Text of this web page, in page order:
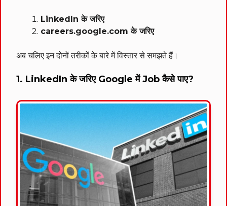
LinkedIn के जरिए
careers.google.com के जरिए
अब चलिए इन दोनों तरीकों के बारे में विस्तार से समझते हैं।
1. LinkedIn के जरिए Google में Job कैसे पाए?